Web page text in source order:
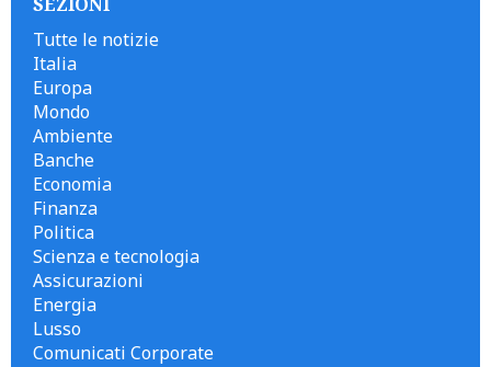
Tutte le notizie
Italia
Europa
Mondo
Ambiente
Banche
Economia
Finanza
Politica
Scienza e tecnologia
Assicurazioni
Energia
Lusso
Comunicati Corporate